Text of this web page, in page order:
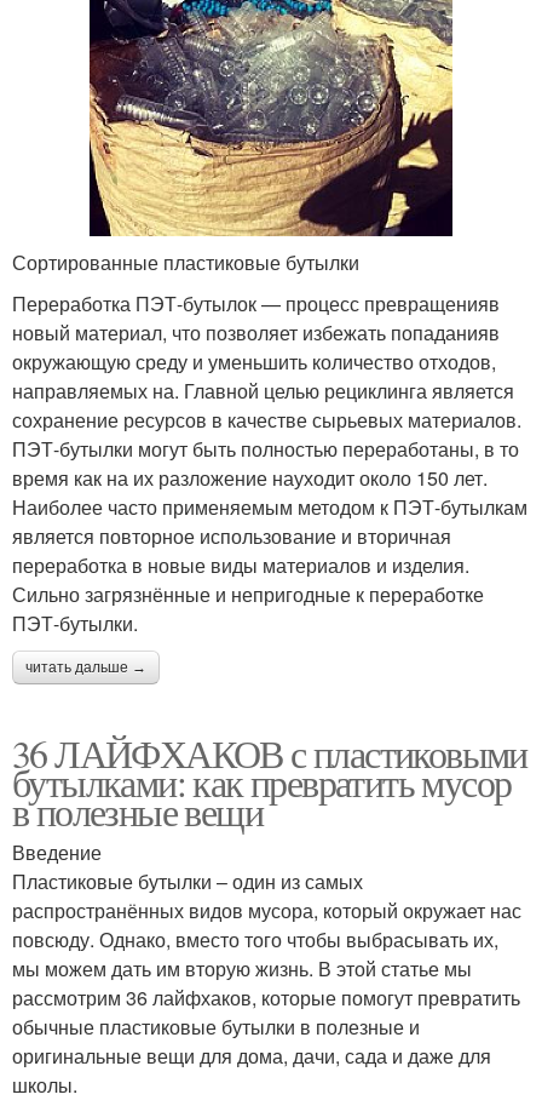
Сортированные пластиковые бутылки
Переработка ПЭТ-бутылок — процесс превращенияв
новый материал, что позволяет избежать попаданияв
окружающую среду и уменьшить количество отходов,
направляемых на. Главной целью рециклинга является
сохранение ресурсов в качестве сырьевых материалов.
ПЭТ-бутылки могут быть полностью переработаны, в то
время как на их разложение науходит около 150 лет.
Наиболее часто применяемым методом к ПЭТ-бутылкам
является повторное использование и вторичная
переработка в новые виды материалов и изделия.
Сильно загрязнённые и непригодные к переработке
ПЭТ-бутылки.
читать дальше →
36 ЛАЙФХАКОВ с пластиковыми
бутылками: как превратить мусор
в полезные вещи
Введение
Пластиковые бутылки – один из самых
распространённых видов мусора, который окружает нас
повсюду. Однако, вместо того чтобы выбрасывать их,
мы можем дать им вторую жизнь. В этой статье мы
рассмотрим 36 лайфхаков, которые помогут превратить
обычные пластиковые бутылки в полезные и
оригинальные вещи для дома, дачи, сада и даже для
школы.